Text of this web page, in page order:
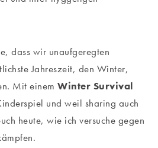
dass wir unaufgeregten
Jahreszeit, den Winter,
Mit einem Winter Survival
und weil sharing auch
heute, wie ich versuche gegen